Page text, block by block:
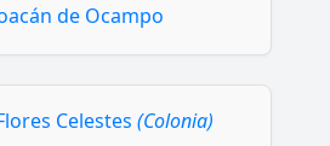
de Ocampo
Celestes (Colonia)